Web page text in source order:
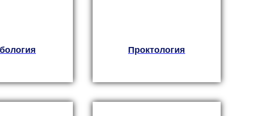
Проктология